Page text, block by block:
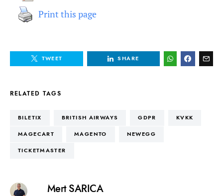
Print this page
TWEET SHARE
RELATED TAGS
BILETIX BRITISH AIRWAYS GDPR KVKK
MAGECART MAGENTO NEWEGG
TICKETMASTER
Mert SARICA